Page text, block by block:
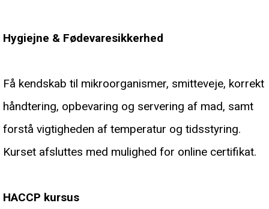
Hygiejne & Fødevaresikkerhed
Få kendskab til mikroorganismer, smitteveje, korrekt
håndtering, opbevaring og servering af mad, samt
forstå vigtigheden af temperatur og tidsstyring.
Kurset afsluttes med mulighed for online certifikat.
HACCP kursus